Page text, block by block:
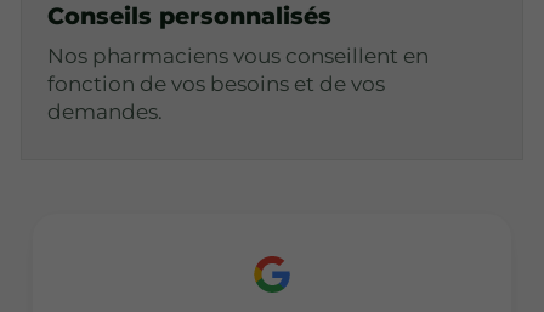
Conseils personnalisés
Nos pharmaciens vous conseillent en
fonction de vos besoins et de vos
demandes.